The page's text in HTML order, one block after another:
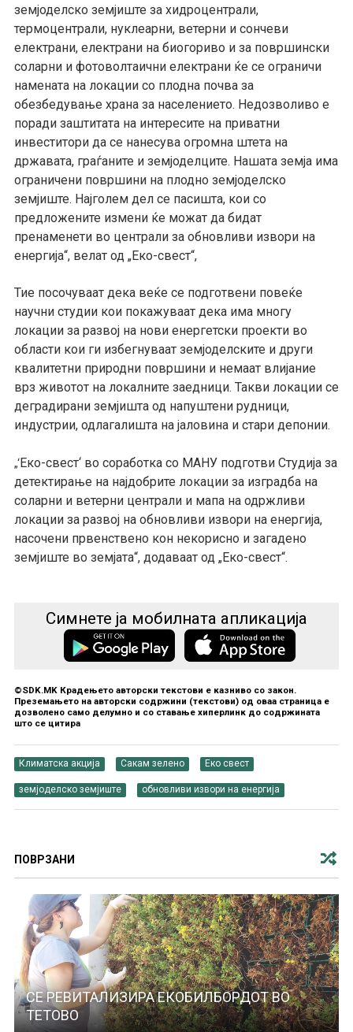
земјоделско земјиште за хидроцентрали,
термоцентрали, нуклеарни, ветерни и сончеви
електрани, електрани на биогориво и за површински
соларни и фотоволтаични електрани ќе се ограничи
намената на локации со плодна почва за
обезбедување храна за населението. Недозволиво е
поради заштитатана интересите на приватни
инвеститори да се нанесува огромна штета на
државата, граѓаните и земјоделците. Нашата земја има
ограничени површини на плодно земјоделско
земјиште. Најголем дел се пасишта, кои со
предложените измени ќе можат да бидат
пренаменети во централи за обновливи извори на
енергија“, велат од „Еко-свест“,
Тие посочуваат дека веќе се подготвени повеќе
научни студии кои покажуваат дека има многу
локации за развој на нови енергетски проекти во
области кои ги избегнуваат земјоделските и други
квалитетни природни површини и немаат влијание
врз животот на локалните заедници. Такви локации се
деградирани земјишта од напуштени рудници,
индустрии, одлагалишта на јаловина и стари депонии.
„‘Еко-свест‘во соработка со МАНУ подготви Студија за
детектирање на најдобрите локации за изградба на
соларни и ветерни централи и мапа на одржливи
локации за развој на обновливи извори на енергија,
насочени првенствено кон некорисно и загадено
земјиште во земјата“, додаваат од „Еко-свест“.
Симнете ја мобилната апликација
©SDK.MK Крадењето авторски текстови е казниво со закон.
Преземањето на авторски содржини (текстови) од оваа страница е
дозволено само делумно и со ставање хиперлинк до содржината
што се цитира
Климатска акција Сакам зелено Еко свест
земјоделско земјиште обновливи извори на енергија
ПОВРЗАНИ
СЕ РЕВИТАЛИЗИРА ЕКОБИЛБОРДОТ ВО
ТЕТОВО